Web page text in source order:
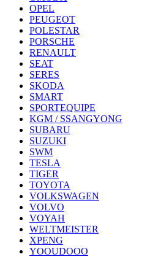
OPEL
PEUGEOT
POLESTAR
PORSCHE
RENAULT
SEAT
SERES
SKODA
SMART
SPORTEQUIPE
KGM / SSANGYONG
SUBARU
SUZUKI
SWM
TESLA
TIGER
TOYOTA
VOLKSWAGEN
VOLVO
VOYAH
WELTMEISTER
XPENG
YOOUDOOO